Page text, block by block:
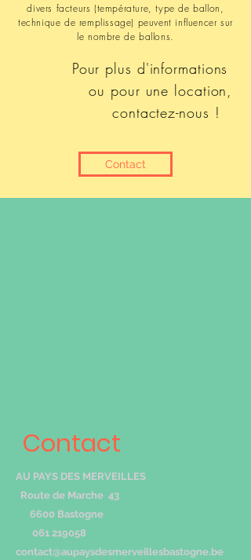
divers facteurs (température, type de ballon,
technique de remplissage) peuvent influencer sur
le nombre de ballons.
Pour plus d'informations
ou pour une location,
contactez-nous !
Contact
Contact
AU PAYS DES MERVEILLES
Route de Marche 43
6600 Bastogne
061 219058
contact@aupaysdesmerveillesbastogne.be